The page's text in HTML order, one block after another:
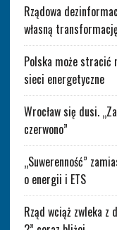
Rządowa
własną
Polska może stracić
sieci energetyczne
Wrocław się dusi.
czerwono”
„Suwerenność”
o energii i ETS
Rząd wciąż zwleka z